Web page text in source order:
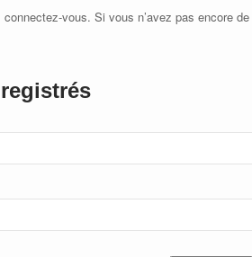
vous. Si vous n’avez pas encore